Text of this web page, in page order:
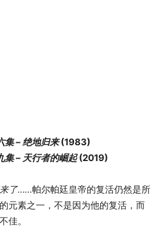
集 – 绝地归来(1983)
集 – 天行者的崛起(2019)
了……帕尔帕廷皇帝的复活仍然是所
元素之一，不是因为他的复活，而
佳。